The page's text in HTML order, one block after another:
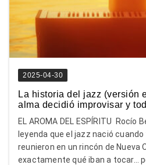
2025-04-30
La historia del jazz (versión
alma decidió improvisar y
EL AROMA DEL ESPÍRITU
leyenda que el jazz nació
reunieron en un rincón de Nueva
exactamente qué iban a tocar…